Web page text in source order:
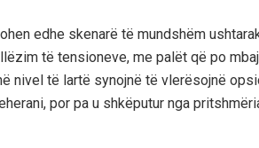
edhe skenarë të mundshëm
të tensioneve, me palët që po
nivel të lartë synojnë të vlerësojnë
por pa u shkëputur nga